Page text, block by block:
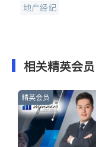
地产经纪
相关精英会员
精英会员